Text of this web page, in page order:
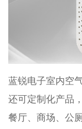
蓝锐电子室内空
还可定制化产品
餐厅、商场、公